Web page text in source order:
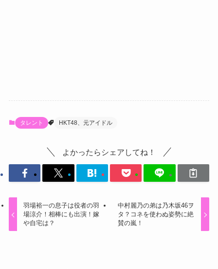
タレント HKT48、元アイドル
よかったらシェアしてね！
羽場裕一の息子は役者の羽
場涼介！相棒にも出演！嫁
や自宅は？
中村麗乃の弟は乃木坂46ヲ
タ？コネを使わぬ姿勢に絶
賛の嵐！